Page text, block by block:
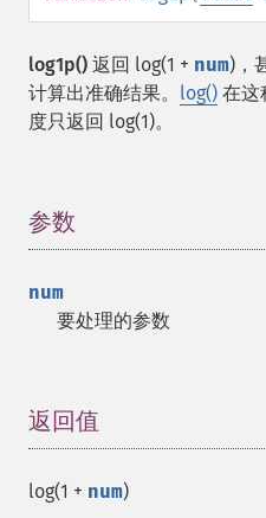
log1p() 返回 log(1 + num)，
计算出准确结果。 log() 在这
度只返回 log(1)。
参数
num
要处理的参数
返回值
log(1 + num)